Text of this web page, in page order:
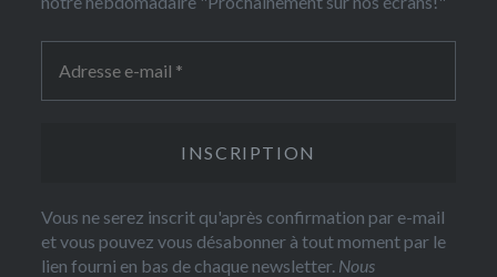
Vous ne serez inscrit qu'après confirmation par e-mail
et vous pouvez vous désabonner à tout moment par le
lien fourni en bas de chaque newsletter. Nous